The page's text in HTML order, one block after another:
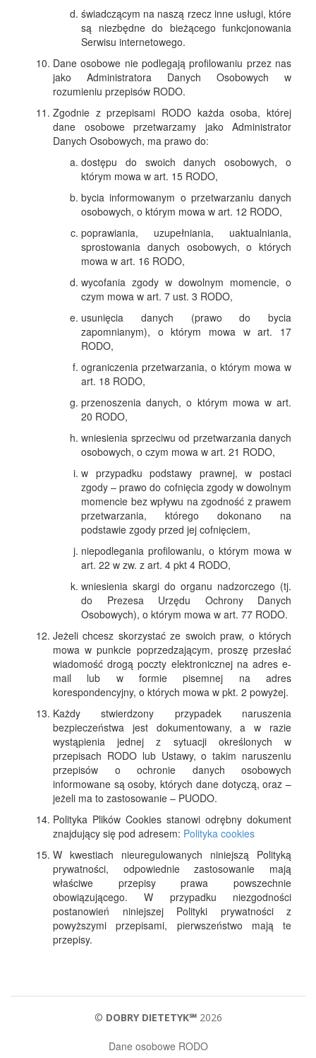
świadczącym na naszą rzecz inne usługi, które
są niezbędne do bieżącego funkcjonowania
Serwisu internetowego.
Dane osobowe nie podlegają profilowaniu przez nas
jako Administratora Danych Osobowych w
rozumieniu przepisów RODO.
Zgodnie z przepisami RODO każda osoba, której
dane osobowe przetwarzamy jako Administrator
Danych Osobowych, ma prawo do:
dostępu do swoich danych osobowych, o
którym mowa w art. 15 RODO,
bycia informowanym o przetwarzaniu danych
osobowych, o którym mowa w art. 12 RODO,
poprawiania, uzupełniania, uaktualniania,
sprostowania danych osobowych, o których
mowa w art. 16 RODO,
wycofania zgody w dowolnym momencie, o
czym mowa w art. 7 ust. 3 RODO,
usunięcia danych (prawo do bycia
zapomnianym), o którym mowa w art. 17
RODO,
ograniczenia przetwarzania, o którym mowa w
art. 18 RODO,
przenoszenia danych, o którym mowa w art.
20 RODO,
wniesienia sprzeciwu od przetwarzania danych
osobowych, o czym mowa w art. 21 RODO,
w przypadku podstawy prawnej, w postaci
zgody – prawo do cofnięcia zgody w dowolnym
momencie bez wpływu na zgodność z prawem
przetwarzania, którego dokonano na
podstawie zgody przed jej cofnięciem,
niepodlegania profilowaniu, o którym mowa w
art. 22 w zw. z art. 4 pkt 4 RODO,
wniesienia skargi do organu nadzorczego (tj.
do Prezesa Urzędu Ochrony Danych
Osobowych), o którym mowa w art. 77 RODO.
Jeżeli chcesz skorzystać ze swoich praw, o których
mowa w punkcie poprzedzającym, proszę przesłać
wiadomość drogą poczty elektronicznej na adres e-
mail lub w formie pisemnej na adres
korespondencyjny, o których mowa w pkt. 2 powyżej.
Każdy stwierdzony przypadek naruszenia
bezpieczeństwa jest dokumentowany, a w razie
wystąpienia jednej z sytuacji określonych w
przepisach RODO lub Ustawy, o takim naruszeniu
przepisów o ochronie danych osobowych
informowane są osoby, których dane dotyczą, oraz –
jeżeli ma to zastosowanie – PUODO.
Polityka Plików Cookies stanowi odrębny dokument
znajdujący się pod adresem: Polityka cookies
W kwestiach nieuregulowanych niniejszą Polityką
prywatności, odpowiednie zastosowanie mają
właściwe przepisy prawa powszechnie
obowiązującego. W przypadku niezgodności
postanowień niniejszej Polityki prywatności z
powyższymi przepisami, pierwszeństwo mają te
przepisy.
© DOBRY DIETETYK℠2026
Dane osobowe RODO